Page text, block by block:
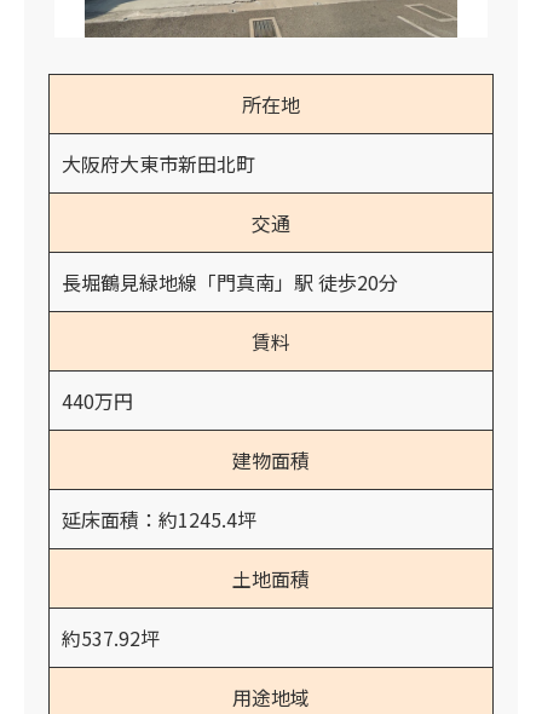
所在地
大阪府大東市新田北町
交通
長堀鶴見緑地線「門真南」駅 徒歩20分
賃料
440万円
建物面積
延床面積：約1245.4坪
土地面積
約537.92坪
用途地域